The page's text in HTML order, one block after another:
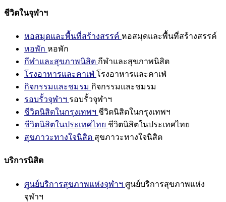
ชีวิตในจุฬาฯ
หอสมุดและพื้นที่สร้างสรรค์ หอสมุดและพื้นที่สร้างสรรค์
หอพัก หอพัก
กีฬาและสุขภาพนิสิต กีฬาและสุขภาพนิสิต
โรงอาหารและคาเฟ่ โรงอาหารและคาเฟ่
กิจกรรมและชมรม กิจกรรมและชมรม
รอบรั้วจุฬาฯ รอบรั้วจุฬาฯ
ชีวิตนิสิตในกรุงเทพฯ ชีวิตนิสิตในกรุงเทพฯ
ชีวิตนิสิตในประเทศไทย ชีวิตนิสิตในประเทศไทย
สุขภาวะทางใจนิสิต สุขภาวะทางใจนิสิต
บริการนิสิต
ศูนย์บริการสุขภาพแห่งจุฬาฯ ศูนย์บริการสุขภาพแห่ง
จุฬาฯ